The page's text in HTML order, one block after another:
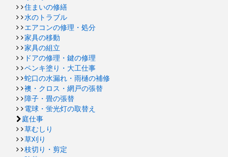
住まいの修繕
水のトラブル
エアコンの修理・処分
家具の移動
家具の組立
ドアの修理・鍵の修理
ペンキ塗り・大工仕事
蛇口の水漏れ・雨樋の補修
襖・クロス・網戸の張替
障子・畳の張替
電球・蛍光灯の取替え
庭仕事
草むしり
草刈り
枝切り・剪定